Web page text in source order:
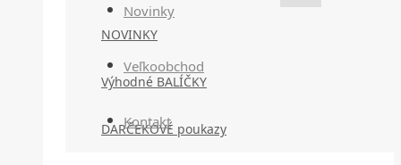
Novinky
Veľkoobchod
Kontakt
NOVINKY
Výhodné BALÍČKY
DARČEKOVÉ poukazy